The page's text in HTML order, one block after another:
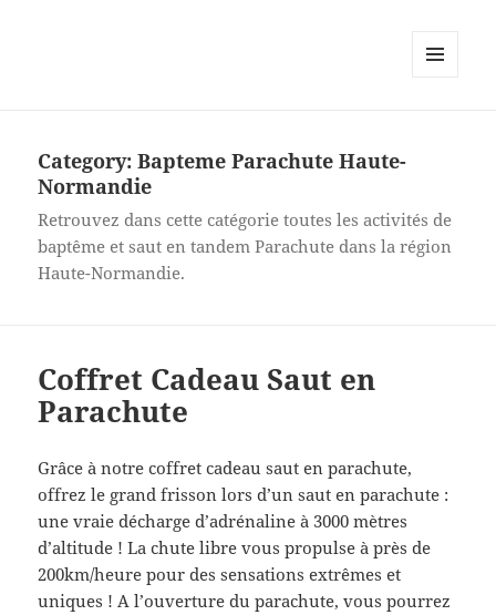
Category:Bapteme Parachute Haute-
Normandie
Retrouvez dans cette catégorie toutes les activités de
baptême et saut en tandem Parachute dans la région
Haute-Normandie.
Coffret Cadeau Saut en
Parachute
Grâce à notre coffret cadeau saut en parachute,
offrez le grand frisson lors d’un saut en parachute :
une vraie décharge d’adrénaline à 3000 mètres
d’altitude ! La chute libre vous propulse à près de
200km/heure pour des sensations extrêmes et
uniques ! A l’ouverture du parachute, vous pourrez